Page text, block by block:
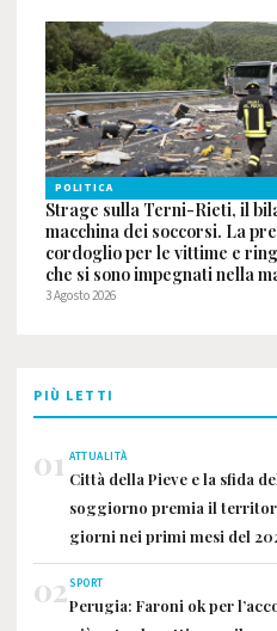
POLITICA
Strage sulla Terni-Rieti, il
macchina dei soccorsi. La
cordoglio per le vittime e
che si sono impegnati nella
3 Agosto 2026
PIÙ LETTI
01 ATTUALITÀ
Città della Pieve e la sfida
soggiorno premia il
giorni nei primi mesi del
02SPORT
Perugia: Faroni ok per